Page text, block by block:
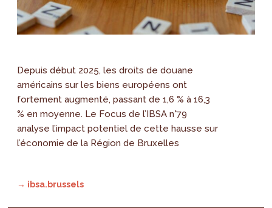
Depuis début 2025, les droits de douane
américains sur les biens européens ont
fortement augmenté, passant de 1,6 % à 16,3
% en moyenne. Le Focus de l’IBSA n°79
analyse l’impact potentiel de cette hausse sur
l’économie de la Région de Bruxelles
→ ibsa.brussels